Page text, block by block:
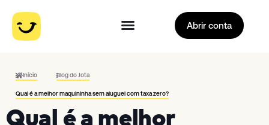
Abrir conta
Início Blog do Jota
Qual é a melhor maquininha sem aluguel com taxa zero?
Qual é a melhor